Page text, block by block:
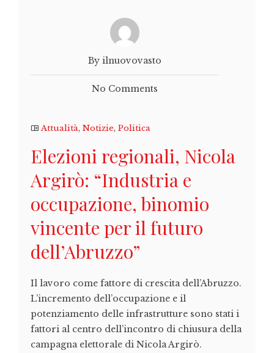
By ilnuovovasto
No Comments
Attualità, Notizie, Politica
Elezioni regionali, Nicola
Argirò: “Industria e
occupazione, binomio
vincente per il futuro
dell’Abruzzo”
Il lavoro come fattore di crescita dell’Abruzzo.
L’incremento dell’occupazione e il
potenziamento delle infrastrutture sono stati i
fattori al centro dell’incontro di chiusura della
campagna elettorale di Nicola Argirò.